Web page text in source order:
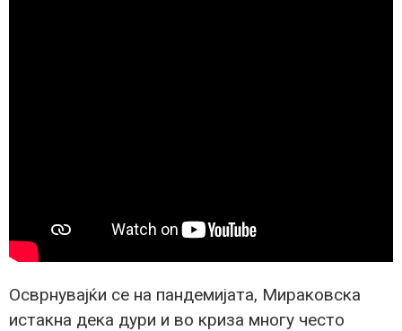
Осврнувајќи се на пандемијата, Мираковска
истакна дека дури и во криза многу често